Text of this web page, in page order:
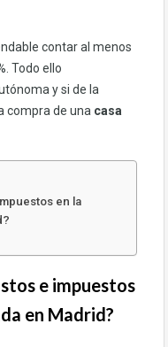
contar al menos
Todo ello
y si de la
compra de una casa
en la
e impuestos
en Madrid?